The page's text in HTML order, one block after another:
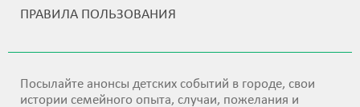
ПРАВИЛА ПОЛЬЗОВАНИЯ
Посылайте анонсы детских событий в городе, свои
истории семейного опыта, случаи, пожелания и